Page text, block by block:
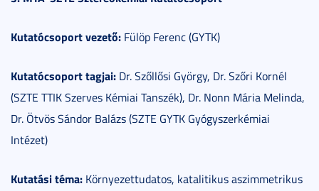
Kutatócsoport vezető: Fülöp Ferenc (GYTK)
Kutatócsoport tagjai: Dr. Szőllősi György, Dr. Szőri Kornél
(SZTE TTIK Szerves Kémiai Tanszék), Dr. Nonn Mária Melinda,
Dr. Ötvös Sándor Balázs (SZTE GYTK Gyógyszerkémiai
Intézet)
Kutatási téma: Környezettudatos, katalitikus aszimmetrikus